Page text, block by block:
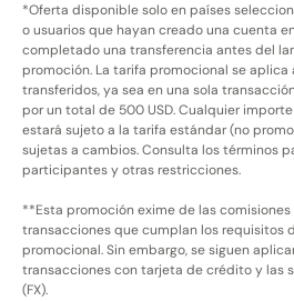
*Oferta disponible solo en países
o usuarios que hayan creado una cuenta
completado una transferencia antes del
promoción. La tarifa promocional se aplica
transferidos, ya sea en una sola
por un total de 500 USD. Cualquier
estará sujeto a la tarifa estándar (no
sujetas a cambios. Consulta los términos
participantes y otras restricciones.
**Esta promoción exime de las
transacciones que cumplan los requisitos
promocional. Sin embargo, se siguen
transacciones con tarjeta de crédito y las
(FX).